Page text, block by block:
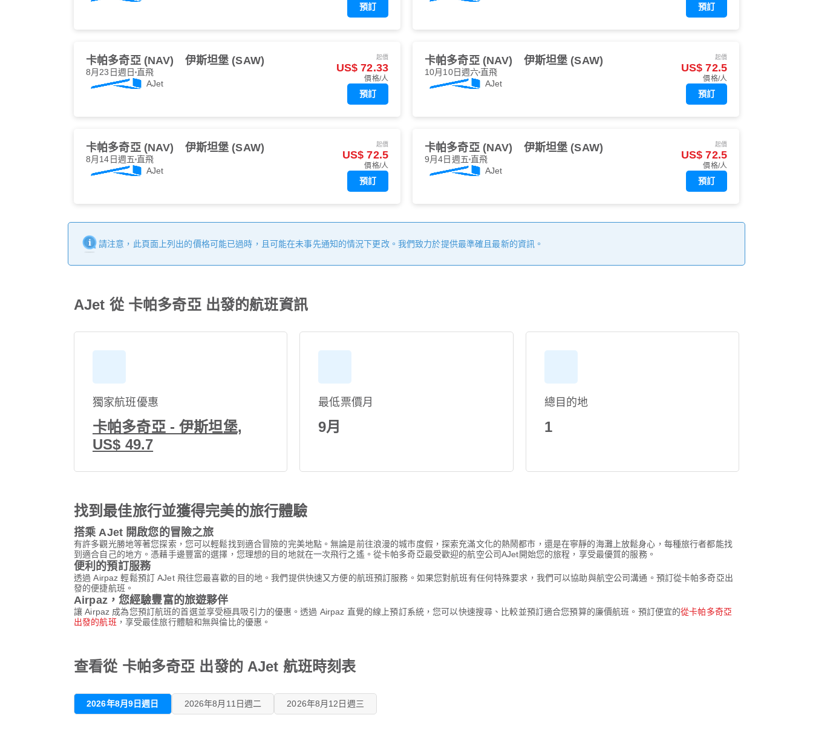
預訂 預訂
卡帕多奇亞 (NAV) 伊斯坦堡 (SAW)
8月23日週日 直飛
AJet
起價
US$ 72.33
價格/人
預訂
卡帕多奇亞 (NAV) 伊斯坦堡 (SAW)
10月10日週六 直飛
AJet
起價
US$ 72.5
價格/人
預訂
卡帕多奇亞 (NAV) 伊斯坦堡 (SAW)
8月14日週五 直飛
AJet
起價
US$ 72.5
價格/人
預訂
卡帕多奇亞 (NAV) 伊斯坦堡 (SAW)
9月4日週五 直飛
AJet
起價
US$ 72.5
價格/人
預訂
請注意，此頁面上列出的價格可能已過時，且可能在未事先通知的情況下更改。我們致力於提供最準確且最新的資訊。
AJet 從 卡帕多奇亞 出發的航班資訊
獨家航班優惠
卡帕多奇亞 - 伊斯坦堡,
US$ 49.7
最低票價月
9月
總目的地
1
找到最佳旅行並獲得完美的旅行體驗
搭乘 AJet 開啟您的冒險之旅
有許多觀光勝地等著您探索，您可以輕鬆找到適合冒險的完美地點。無論是前往浪漫的城市度假，探索充滿文化的熱鬧都市，還是在寧靜的海灘上放鬆身心，每種旅行者都能找
到適合自己的地方。憑藉手邊豐富的選擇，您理想的目的地就在一次飛行之遙。從卡帕多奇亞最受歡迎的航空公司AJet開始您的旅程，享受最優質的服務。
便利的預訂服務
透過 Airpaz 輕鬆預訂 AJet 飛往您最喜歡的目的地。我們提供快速又方便的航班預訂服務。如果您對航班有任何特殊要求，我們可以協助與航空公司溝通。預訂從卡帕多奇亞出
發的便捷航班。
Airpaz，您經驗豐富的旅遊夥伴
讓 Airpaz 成為您預訂航班的首選並享受極具吸引力的優惠。透過 Airpaz 直覺的線上預訂系統，您可以快速搜尋、比較並預訂適合您預算的廉價航班。預訂便宜的從卡帕多奇亞
出發的航班 ，享受最佳旅行體驗和無與倫比的優惠。
查看從 卡帕多奇亞 出發的 AJet 航班時刻表
2026年8月9日週日 2026年8月11日週二 2026年8月12日週三